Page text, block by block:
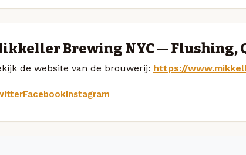
Brewing NYC — Flushing,
de website van de brouwerij: https://
FacebookInstagram